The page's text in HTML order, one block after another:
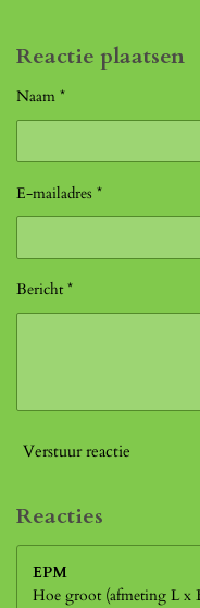
Reactie plaatsen
Naam *
E-mailadres *
Bericht *
Verstuur reactie
Reacties
EPM
Hoe groot (afmeting L x